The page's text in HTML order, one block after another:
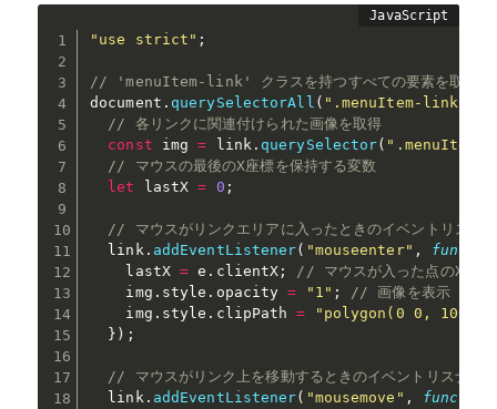
"use strict" ;
// 'menuItem-link' クラスを持つすべての要素を取得して
document . querySelectorAll ( ".menuItem-link"
// 各リンクに関連付けられた画像を取得
const img = link. querySelector( ".menuItem-
// マウスの最後のX座標を保持する変数
let
lastX = 0 ;
// マウスがリンクエリアに入ったときのイベントリスナ
  link
. addEventListener( "mouseenter" ,
    lastX
= e . clientX ;
// マウスが入った点のX座標
    img
. style . opacity = "1" ;
// 画像を表示
    img
. style . clipPath =
"polygon(0 0, 100%
} ) ;
// マウスがリンク上を移動するときのイベントリスナー
  link
. addEventListener( "mousemove" ,
function